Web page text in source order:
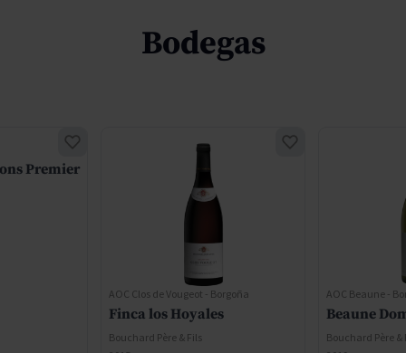
Bodegas
Premier
AOC Clos de Vougeot - Borgoña
Finca los Hoyales
Bouchard Père & Fils
AOC Beaune -
Beaune
Bouchard Père &